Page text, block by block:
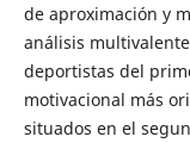
de aproximación y
análisis
deportistas del
motivacional más
situados en el